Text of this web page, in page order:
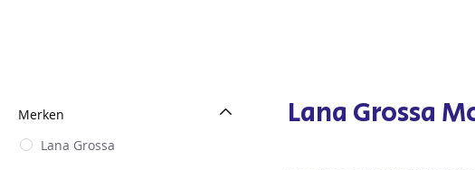
Lana Grossa
Merken
Lana Grossa